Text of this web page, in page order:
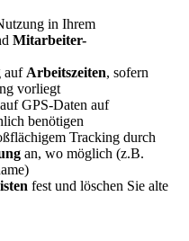
in Ihrem
Mitarbeiter-
auf Arbeitszeiten, sofern
vorliegt
GPS-Daten auf
benötigen
Tracking durch
an, wo möglich (z.B.
fest und löschen Sie alte